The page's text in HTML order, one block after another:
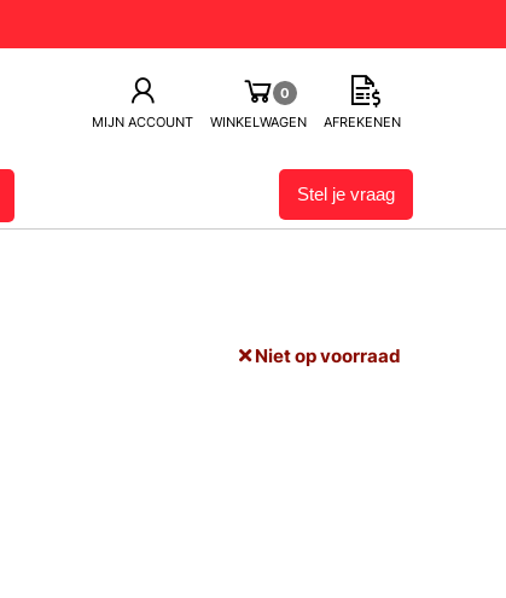
MIJN ACCOUNT
0
WINKELWAGEN
AFREKENEN
Stel je vraag
Niet op voorraad